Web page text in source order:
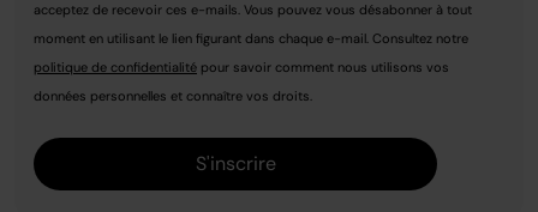
acceptez de recevoir ces e-mails. Vous pouvez vous désabonner à tout
moment en utilisant le lien figurant dans chaque e-mail. Consultez notre
politique de confidentialité pour savoir comment nous utilisons vos
données personnelles et connaître vos droits.
S'inscrire